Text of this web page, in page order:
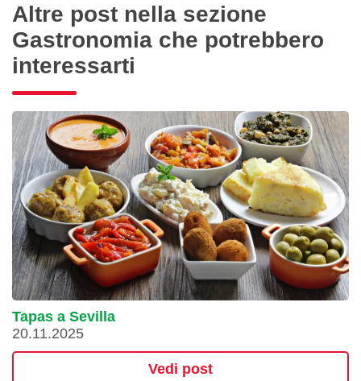
Altre post nella sezione
Gastronomia che potrebbero
interessarti
Tapas a Sevilla
20.11.2025
Vedi post